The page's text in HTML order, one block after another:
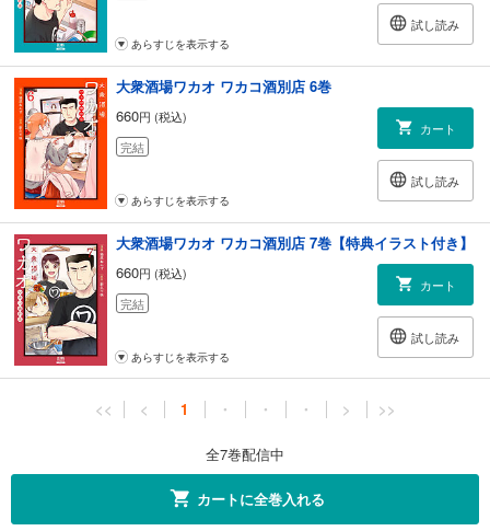
試し読み
あらすじを表示する
大衆酒場ワカオ ワカコ酒別店 6巻
660円 (税込)
完結
カート
試し読み
あらすじを表示する
大衆酒場ワカオ ワカコ酒別店 7巻【特典イラスト付き】
660円 (税込)
完結
カート
試し読み
あらすじを表示する
<< < 1 ・ ・ ・ > >>
全7巻配信中
カートに全巻入れる